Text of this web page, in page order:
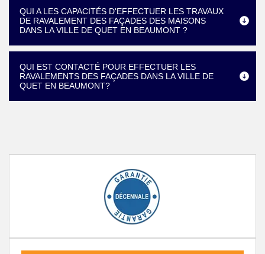
QUI A LES CAPACITÉS D'EFFECTUER LES TRAVAUX
DE RAVALEMENT DES FAÇADES DES MAISONS
DANS LA VILLE DE QUET EN BEAUMONT ?
QUI EST CONTACTÉ POUR EFFECTUER LES
RAVALEMENTS DES FAÇADES DANS LA VILLE DE
QUET EN BEAUMONT?